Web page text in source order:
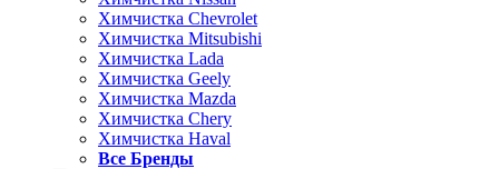
Химчистка Chevrolet
Химчистка Mitsubishi
Химчистка Lada
Химчистка Geely
Химчистка Mazda
Химчистка Chery
Химчистка Haval
Все Бренды